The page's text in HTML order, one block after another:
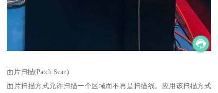
面片扫描(Patch Scan)
面片扫描方式允许扫描一个区域而不再是扫描线。应用该扫描方式